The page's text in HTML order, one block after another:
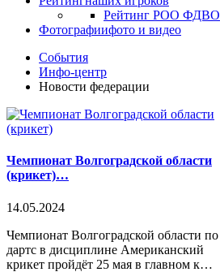
Рейтинг РОО ФДВО
Фотографиифото и видео
События
Инфо-центр
Новости федерации
Чемпионат Волгоградской области
(крикет)…
14.05.2024
Чемпионат Волгоградской области по
дартс в дисциплине Американский
крикет пройдёт 25 мая в главном к…